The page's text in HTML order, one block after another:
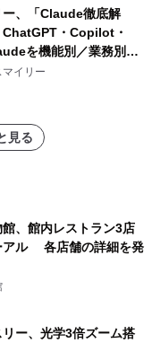
ー、「Claude徹底解
ChatGPT・Copilot・
を機能別／業務別に
う生成AIの選び方がわ
イリー
見る
、館内レストラン3店
アル 各店舗の詳細を発
ー、光学3倍ズーム搭